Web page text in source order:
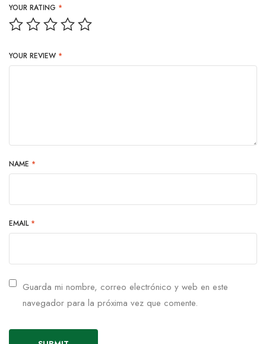
YOUR RATING *
YOUR REVIEW *
NAME *
EMAIL *
Guarda mi nombre, correo electrónico y web en este
navegador para la próxima vez que comente.